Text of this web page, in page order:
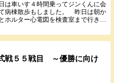
車いす４時間乗ってジンくんに会
病棟散歩もしました。 昨日は朝か
ホルター心電図を検査室まで行きま
戦５５戦目 ～優勝に向け